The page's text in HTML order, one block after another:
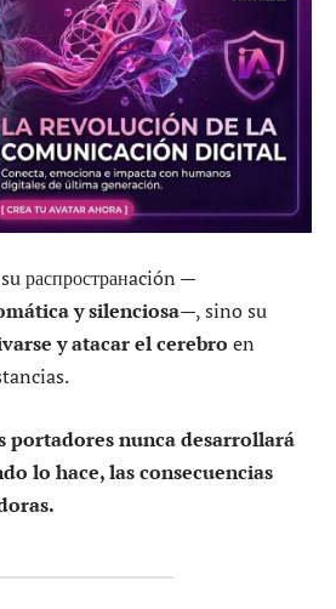
распространación —
y silenciosa—, sino su
y atacar el cerebro en
portadores nunca desarrollará
lo hace, las consecuencias